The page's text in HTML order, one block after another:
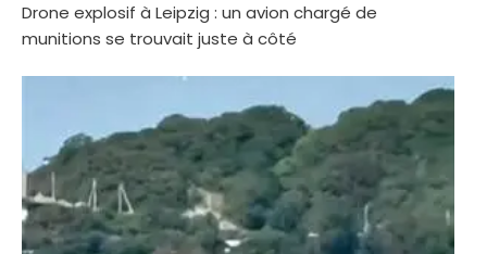
Drone explosif à Leipzig : un avion chargé de
munitions se trouvait juste à côté